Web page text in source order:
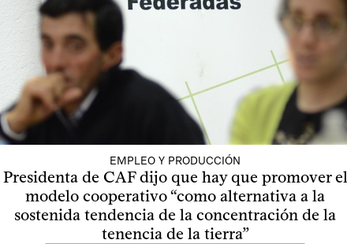
EMPLEO Y PRODUCCIÓN
Presidenta de CAF dijo que hay que promover el
modelo cooperativo “como alternativa a la
sostenida tendencia de la concentración de la
tenencia de la tierra”